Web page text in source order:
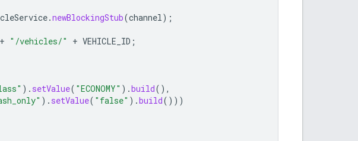
.newBlockingStub(channel);
+ "/vehicles/" + VEHICLE_ID ;
). setValue( "ECONOMY" ).build(),
). setValue( "false" ).build()))